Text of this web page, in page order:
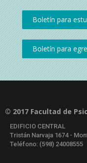
© 2017 Facultad de
EDIFICIO CENTRAL
Tristán Narvaja 1674 -
Teléfono: (598) 24008555